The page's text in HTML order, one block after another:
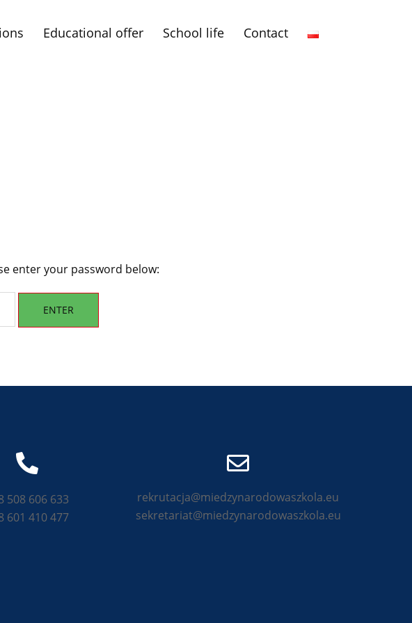
Educational offer School life Contact
enter your password below:
508 606 633
601 410 477
rekrutacja@miedzynarodowaszkola.eu
sekretariat@miedzynarodowaszkola.eu